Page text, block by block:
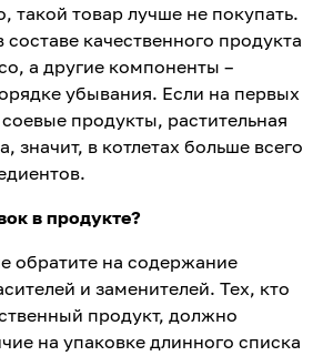
такой товар лучше не покупать.
качественного продукта
а другие компоненты –
убывания. Если на первых
продукты, растительная
значит, в котлетах больше всего
в продукте?
обратите на содержание
и заменителей. Тех, кто
продукт, должно
на упаковке длинного списка